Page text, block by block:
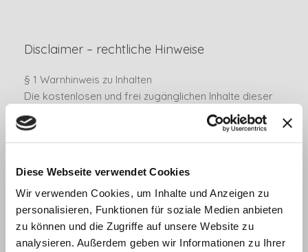
Diese Webseite verwendet Cookies
Wir verwenden Cookies, um Inhalte und Anzeigen zu
personalisieren, Funktionen für soziale Medien anbieten
zu können und die Zugriffe auf unsere Website zu
analysieren. Außerdem geben wir Informationen zu Ihrer
Disclaimer – rechtliche Hinweise
§ 1 Warnhinweis zu Inhalten
Die kostenlosen und frei zugänglichen Inhalte dieser
Webseite wurden mit größtmöglicher Sorgfalt erstellt.
Der Anbieter dieser Webseite übernimmt jedoch keine
Gewähr für die Richtigkeit und Aktualität der
journalistischen Ratgeber und Nachrichten. Namentlich
gekennzeichnete Beiträge geben die Meinung des
jeweiligen Autors und nicht immer die Meinung des
Anbieters wieder. Allein durch den Aufruf der
kostenlosen und frei zugänglichen Inhalte kommt